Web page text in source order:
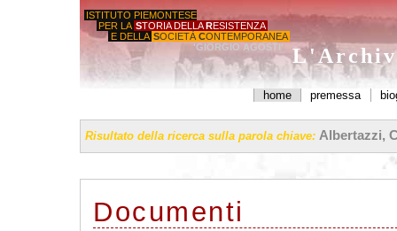
ISTITUTO PIEMONTESE
PER LA STORIA DELLA RESISTENZA
E DELLA SOCIETÀ CONTEMPORANEA
'GIORGIO AGOSTI'
home premessa
Risultato della ricerca sulla parola chiave: Albertazzi,
Documenti